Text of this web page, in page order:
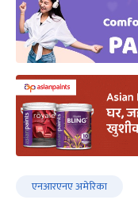
एनआरएनए अमेरिका